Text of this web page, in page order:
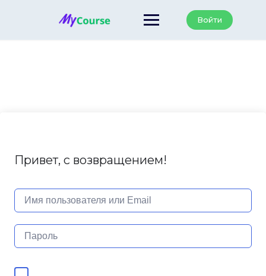
Войти
Привет, с возвращением!